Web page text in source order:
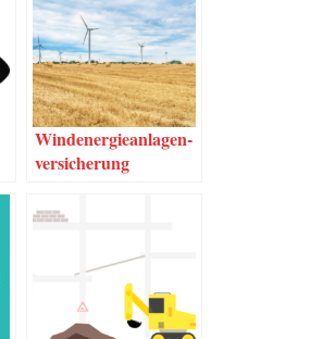
Wind­ener­gie­an­la­gen­
ver­si­che­rung